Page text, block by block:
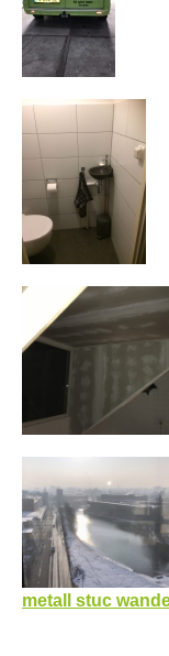
metall stuc